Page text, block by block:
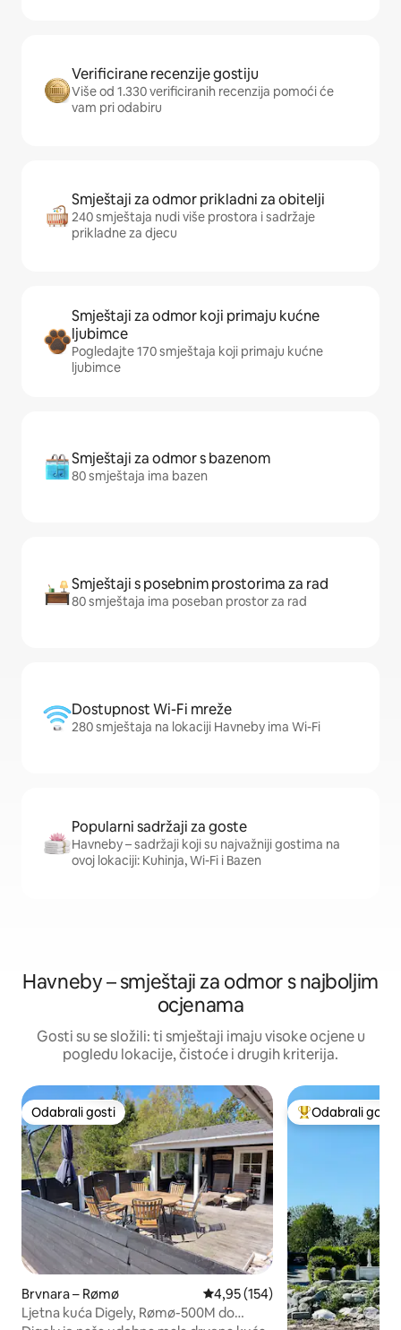
Verificirane recenzije gostiju
Više od 1.330 verificiranih recenzija pomoći će
vam pri odabiru
Smještaji za odmor prikladni za obitelji
240 smještaja nudi više prostora i sadržaje
prikladne za djecu
Smještaji za odmor koji primaju kućne
ljubimce
Pogledajte 170 smještaja koji primaju kućne
ljubimce
Smještaji za odmor s bazenom
80 smještaja ima bazen
Smještaji s posebnim prostorima za rad
80 smještaja ima poseban prostor za rad
Dostupnost Wi-Fi mreže
280 smještaja na lokaciji Havneby ima Wi-Fi
Popularni sadržaji za goste
Havneby – sadržaji koji su najvažniji gostima na
ovoj lokaciji: Kuhinja, Wi-Fi i Bazen
Havneby – smještaji za odmor s najboljim
ocjenama
Gosti su se složili: ti smještaji imaju visoke ocjene u
pogledu lokacije, čistoće i drugih kriterija.
Odabrali gosti
Odabrali gosti
Brvnara – Rømø Prosječna ocjena: 4,95/5,
4,95 (154)
Ljetna kuća Digely, Rømø-500M do
Među najviše
Odabrali gosti